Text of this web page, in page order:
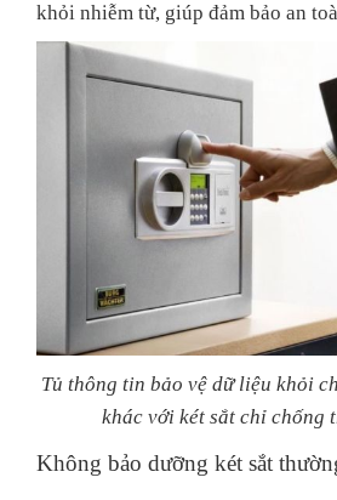
khỏi nhiễm từ, giúp đảm bảo an
Tủ thông tin bảo vệ dữ liệu khỏi
khác với két sắt chỉ chống
Không bảo dưỡng két sắt